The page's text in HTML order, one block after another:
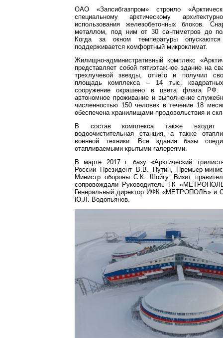
ОАО «Запсибгазпром» строило
специальному арктическому
использования железобетонных блоков.
металлом, под ним от 30 сантиметров до
Когда за окном температуры
поддерживается комфортный микроклимат.
Жилищно-административный комплекс
представляет собой пятиэтажное здание на
трехлучевой звезды, отчего и получил
площадь комплекса – 14 тыс.
сооружение окрашено в цвета флага РФ.
автономное проживание и выполнение
численностью 150 человек в течение 18
обеспечена хранилищами продовольствия и
В состав комплекса также входит
водоочистительная станция, а также
военной техники. Все здания базы
отапливаемыми крытыми галереями.
В марте 2017 г. базу «Арктический
России Президент В.В. Путин, Премьер-
Министр обороны С.К. Шойгу. Визит
сопровождали Руководитель ГК
Генеральный директор ИФК «МЕТРОПОЛЬ» и
Ю.Л. Водопьянов.